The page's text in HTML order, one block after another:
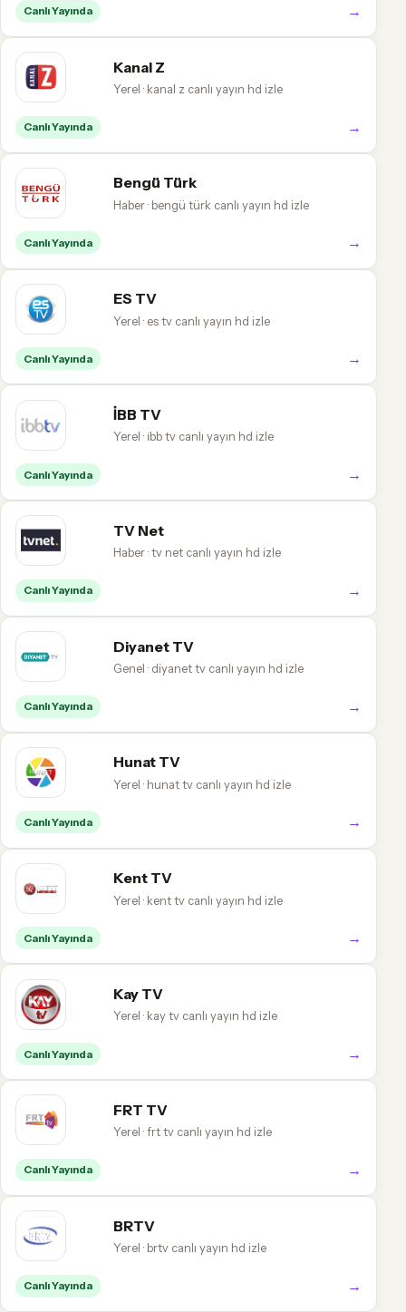
Canlı Yayında →
Kanal Z
Yerel · kanal z canlı yayın hd izle
Canlı Yayında →
Bengü Türk
Haber · bengü türk canlı yayın hd izle
Canlı Yayında →
ES TV
Yerel · es tv canlı yayın hd izle
Canlı Yayında →
İBB TV
Yerel · i̇bb tv canlı yayın hd izle
Canlı Yayında →
TV Net
Haber · tv net canlı yayın hd izle
Canlı Yayında →
Diyanet TV
Genel · diyanet tv canlı yayın hd izle
Canlı Yayında →
Hunat TV
Yerel · hunat tv canlı yayın hd izle
Canlı Yayında →
Kent TV
Yerel · kent tv canlı yayın hd izle
Canlı Yayında →
Kay TV
Yerel · kay tv canlı yayın hd izle
Canlı Yayında →
FRT TV
Yerel · frt tv canlı yayın hd izle
Canlı Yayında →
BRTV
Yerel · brtv canlı yayın hd izle
Canlı Yayında →